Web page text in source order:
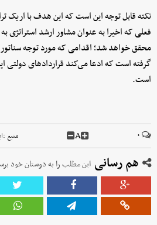
نکته قابل توجه این است که این هدف با اریک
فعلی که اخیرا به عنوان مشاور ارشد استراتژی
محقق خواهد شد؛ اقدامی که مورد توجه سناتور
گرفته است که ادعا می‌کند قراردادهای دولتی
است.
۰ A منبع :
هم رسانی این مطلب را به دوستان خود